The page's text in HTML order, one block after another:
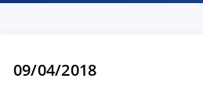
09/04/2018